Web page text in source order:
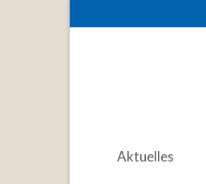
Aktuelles